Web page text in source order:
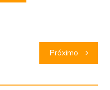
Próximo